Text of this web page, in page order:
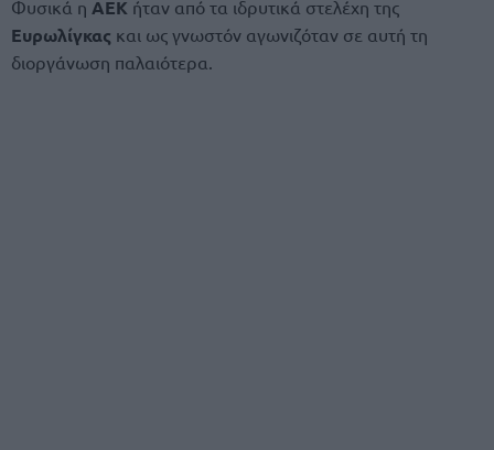
Φυσικά η ΑΕΚ ήταν από τα ιδρυτικά στελέχη της
Ευρωλίγκας και ως γνωστόν αγωνιζόταν σε αυτή τη
διοργάνωση παλαιότερα.